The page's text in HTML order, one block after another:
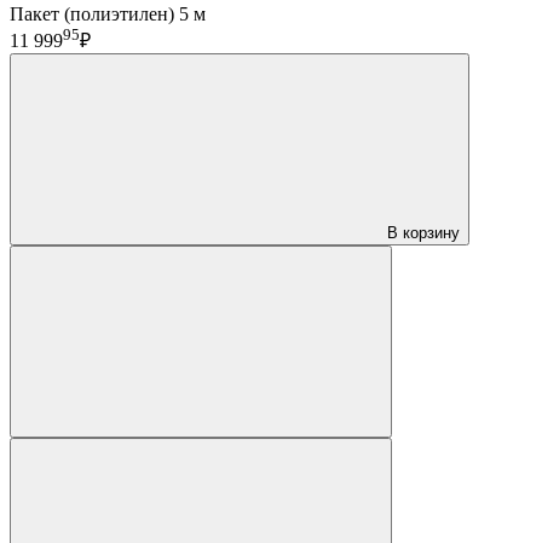
Пакет (полиэтилен) 5 м
11 99995₽
В корзину